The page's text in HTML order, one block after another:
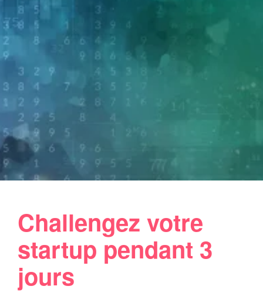
Challengez votre
startup pendant 3
jours